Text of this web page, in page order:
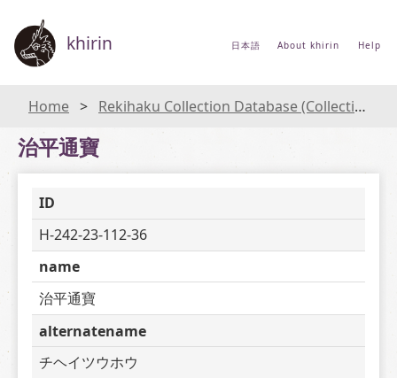
khirin 日本語 About khirin Help
Home Rekihaku Collection Database (Collections Database of the National Museum of Japanese History)
治平通寶
ID
H-242-23-112-36
name
治平通寶
alternatename
チヘイツウホウ